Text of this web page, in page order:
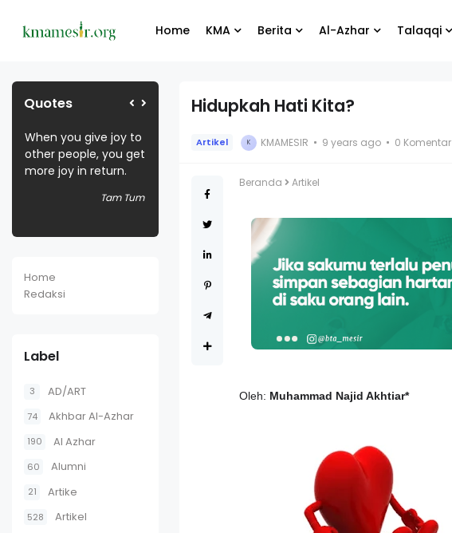
Home KMA Berita Al-Azhar Talaqqi
Quotes
When you give joy to
other people, you get
more joy in return.
Tam Tum
Selamat bergabung
Biarlah yang lain
bahagia
Home
Redaksi
Label
3 AD/ART
74 Akhbar Al-Azhar
190 Al Azhar
60 Alumni
21 Artike
528 Artikel
Hidupkah Hati Kita?
Artikel K KMAMESIR 9 years ago 0 Komentar
Beranda Artikel
Oleh: Muhammad Najid Akhtiar*